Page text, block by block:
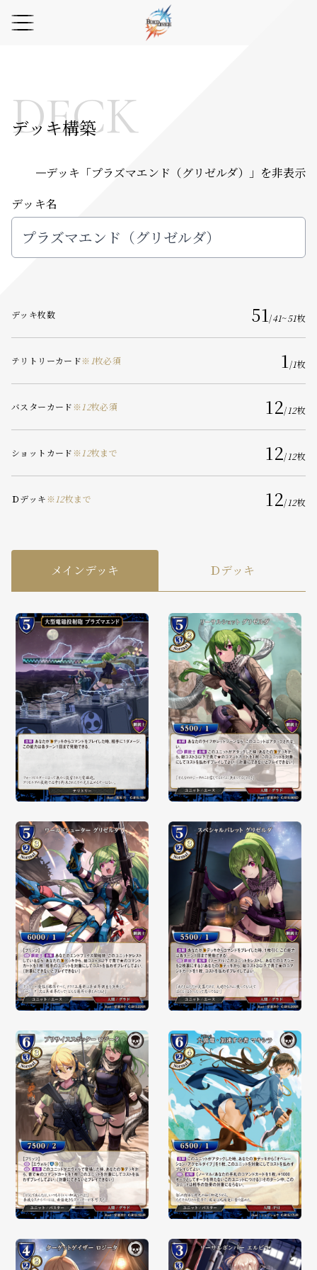
DECK
デッキ構築
デッキ「プラズマエンド（グリゼルダ）
」を非表示
デッキ名
デッキ枚数 51/41~51枚
テリトリーカード※ 1枚必須 1/1枚
バスターカード※ 12枚必須 12/ 12枚
ショットカード※ 12枚まで 12/ 12枚
Ｄデッキ※ 12枚まで 12/ 12枚
メインデッキ Ｄデッキ